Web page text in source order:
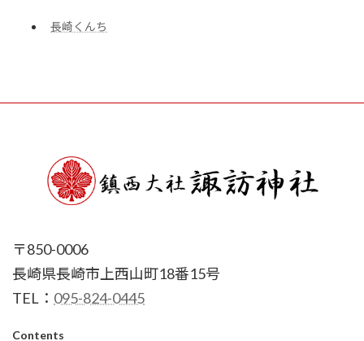
長崎くんち
〒850-0006
長崎県長崎市上西山町18番15号
TEL： 095-824-0445
Contents